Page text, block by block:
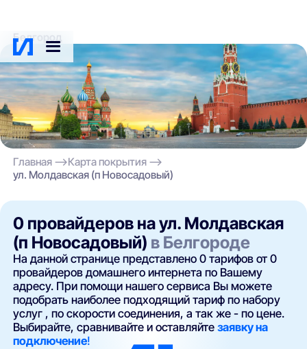
Белгород
Главная
Карта покрытия
ул. Молдавская (п Новосадовый)
0 провайдеров на ул. Молдавская
(п Новосадовый) в Белгороде
На данной странице представлено 0 тарифов от 0
провайдеров домашнего интернета по Вашему
адресу. При помощи нашего сервиса Вы можете
подобрать наиболее подходящий тариф по набору
услуг , по скорости соединения, а так же - по цене.
Выбирайте, сравнивайте и оставляйтезаявку на
подключение!